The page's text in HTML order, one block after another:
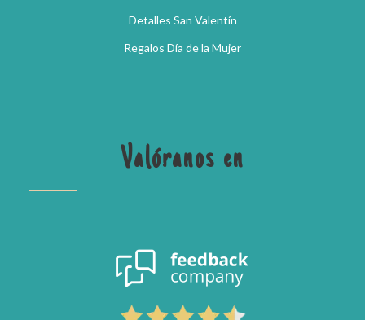
Detalles San Valentín
Regalos Día de la Mujer
Valóranos en